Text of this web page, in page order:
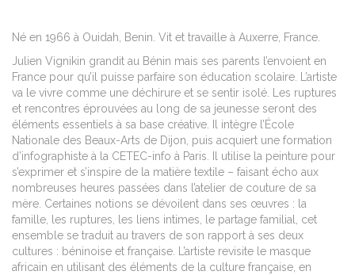
Né en 1966 à Ouidah, Benin. Vit et travaille à Auxerre, France.
Julien Vignikin grandit au Bénin mais ses parents l’envoient en
France pour qu’il puisse parfaire son éducation scolaire. L’artiste
va le vivre comme une déchirure et se sentir isolé. Les ruptures
et rencontres éprouvées au long de sa jeunesse seront des
éléments essentiels à sa base créative. Il intègre l’École
Nationale des Beaux-Arts de Dijon, puis acquiert une formation
d’infographiste à la CETEC-info à Paris. Il utilise la peinture pour
s’exprimer et s’inspire de la matière textile – faisant écho aux
nombreuses heures passées dans l’atelier de couture de sa
mère. Certaines notions se dévoilent dans ses œuvres : la
famille, les ruptures, les liens intimes, le partage familial, cet
ensemble se traduit au travers de son rapport à ses deux
cultures : béninoise et française. L’artiste revisite le masque
africain en utilisant des éléments de la culture française, en